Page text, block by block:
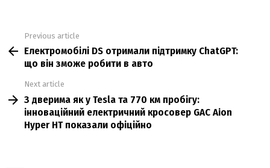
more
Previous article
Електромобілі DS отримали підтримку ChatGPT:
що він зможе робити в авто
Next article
З дверима як у Tesla та 770 км пробігу:
інноваційний електричний кросовер GAC Aion
Hyper HT показали офіційно